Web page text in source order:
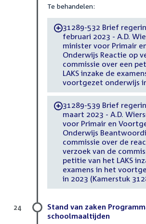
Te behandelen:
-31289-532 Brief
februari 2023 - A.D.
minister voor Primair
Onderwijs Reactie op
commissie over een
LAKS inzake de
voortgezet onderwijs
-31289-539 Brief
maart 2023 - A.D.
voor Primair en
Onderwijs
commissie over de
verzoek van de
petitie van het LAKS
examens in het
in 2023 (Kamerstuk
Stand van zaken
schoolmaaltijden
24